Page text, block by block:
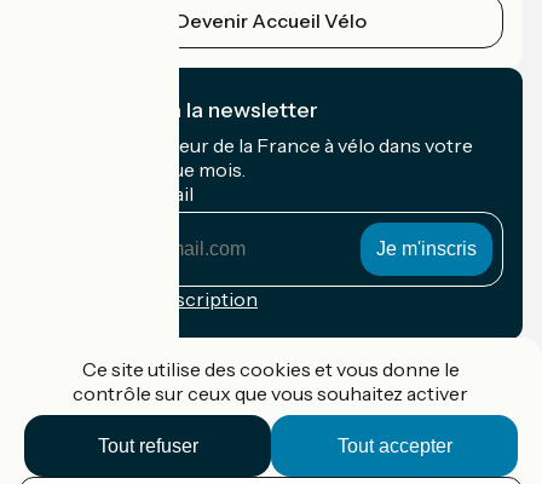
Devenir Accueil Vélo
Je m'abonne à la newsletter
Recevez le meilleur de la France à vélo dans votre
boîte mail chaque mois.
Mon adresse mail
Conditions d'inscription
Accueil Vélo Pro
Ce site utilise des cookies et vous donne le
contrôle sur ceux que vous souhaitez activer
Tout accepter
Tout refuser